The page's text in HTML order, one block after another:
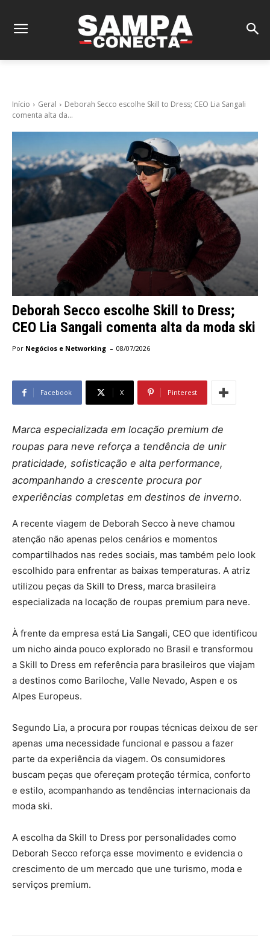
Início Geral
Deborah Secco escolhe Skill to Dress; CEO Lia Sangali
comenta alta da...
Deborah Secco escolhe Skill to Dress;
CEO Lia Sangali comenta alta da moda ski
Por Negócios e Networking - 08/07/2026
Facebook X Pinterest
Marca especializada em locação premium de
roupas para neve reforça a tendência de unir
praticidade, sofisticação e alta performance,
acompanhando a crescente procura por
experiências completas em destinos de inverno.
A recente viagem de Deborah Secco à neve chamou
atenção não apenas pelos cenários e momentos
compartilhados nas redes sociais, mas também pelo look
escolhido para enfrentar as baixas temperaturas. A atriz
utilizou peças da Skill to Dress, marca brasileira
especializada na locação de roupas premium para neve.
À frente da empresa está Lia Sangali, CEO que identificou
um nicho ainda pouco explorado no Brasil e transformou
a Skill to Dress em referência para brasileiros que viajam
a destinos como Bariloche, Valle Nevado, Aspen e os
Alpes Europeus.
Segundo Lia, a procura por roupas técnicas deixou de ser
apenas uma necessidade funcional e passou a fazer
parte da experiência da viagem. Os consumidores
buscam peças que ofereçam proteção térmica, conforto
e estilo, acompanhando as tendências internacionais da
moda ski.
A escolha da Skill to Dress por personalidades como
Deborah Secco reforça esse movimento e evidencia o
crescimento de um mercado que une turismo, moda e
serviços premium.